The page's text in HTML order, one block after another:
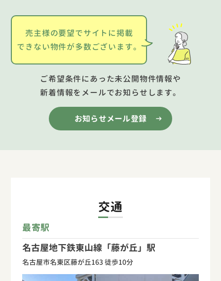
売主様の要望でサイトに掲載
できない物件が多数ございます。
ご希望条件にあった未公開物件情報や
新着情報をメールでお知らせします。
お知らせメール登録
交通
最寄駅
名古屋地下鉄東山線「藤が丘」駅
名古屋市名東区藤が丘163 徒歩10分